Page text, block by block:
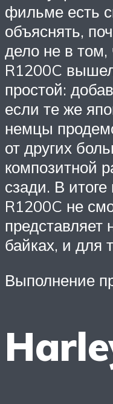
фильме есть
объяснять,
дело не в том,
R1200C
простой:
если те же
немцы
от других
композитной
сзади. В
R1200C не
байках, и для
Выполнение